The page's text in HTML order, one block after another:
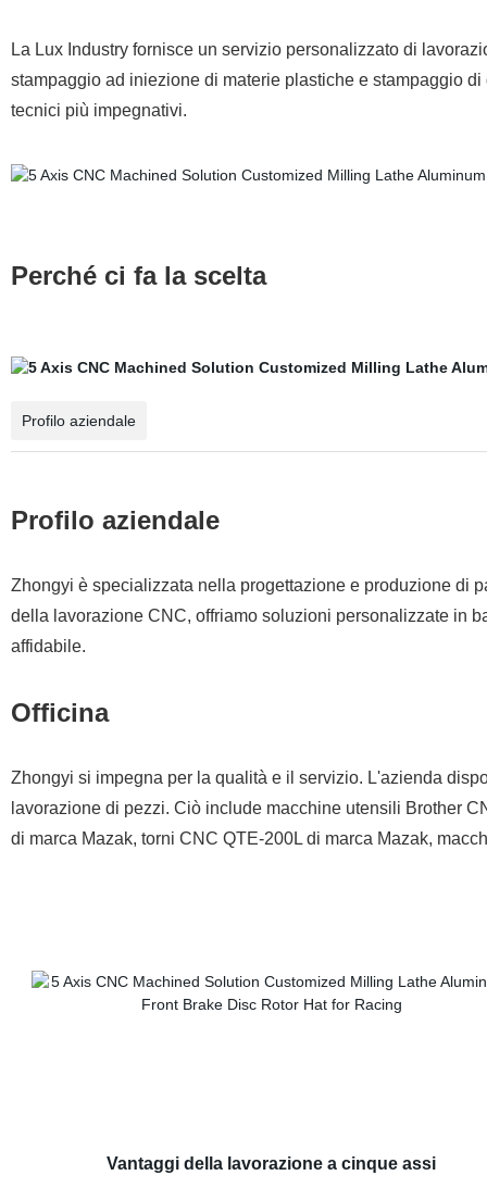
La Lux Industry fornisce un servizio personalizzato di
stampaggio ad iniezione di materie plastiche e stampaggio
tecnici più impegnativi.
Perché ci fa la scelta
Profilo aziendale
Profilo aziendale
Zhongyi è specializzata nella progettazione e produzione di
della lavorazione CNC, offriamo soluzioni personalizzate in
affidabile.
Officina
Zhongyi si impegna per la qualità e il servizio. L'azienda
lavorazione di pezzi. Ciò include macchine utensili Brother
di marca Mazak, torni CNC QTE-200L di marca Mazak,
Vantaggi della lavorazione a cinque assi